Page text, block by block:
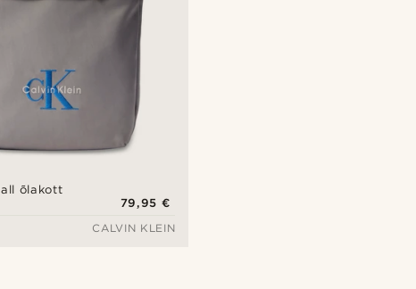
õlakott
79,95 €
CALVIN KLEIN